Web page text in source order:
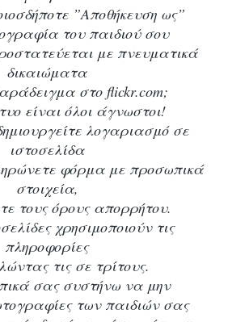
”Αποθήκευση ως”
του παιδιού σου
με πνευματικά
δικαιώματα
στο flickr.com;
είναι όλοι άγνωστοι!
λογαριασμό σε
ιστοσελίδα
φόρμα με προσωπικά
στοιχεία,
τους όρους απορρήτου.
χρησιμοποιούν τις
πληροφορίες
τις σε τρίτους.
σας συστήνω να μην
των παιδιών σας